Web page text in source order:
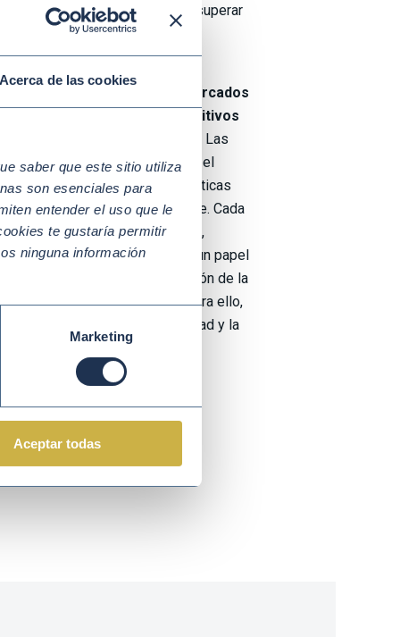
Acerca de las cookies
saber que este sitio utiliza
son esenciales para
entender el uso que le
te gustaría permitir
ninguna información
Marketing
Aceptar todas
de forma sostenible y superar
y servicios financieros.
los objetivos globales marcados
alimentos sanos y nutritivos
Las
a jugar un papel clave en el
efectivas, realistas y prácticas
y la agricultura sostenible. Cada
incluidos proveedores,
y consumidores, tiene un papel
medioambiente y la promoción de la
alimentarios sostenibles. Para ello,
de la educación en sostenibilidad y la
son cuestiones clave.